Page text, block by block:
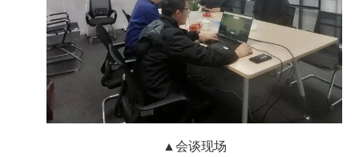
▲会谈现场